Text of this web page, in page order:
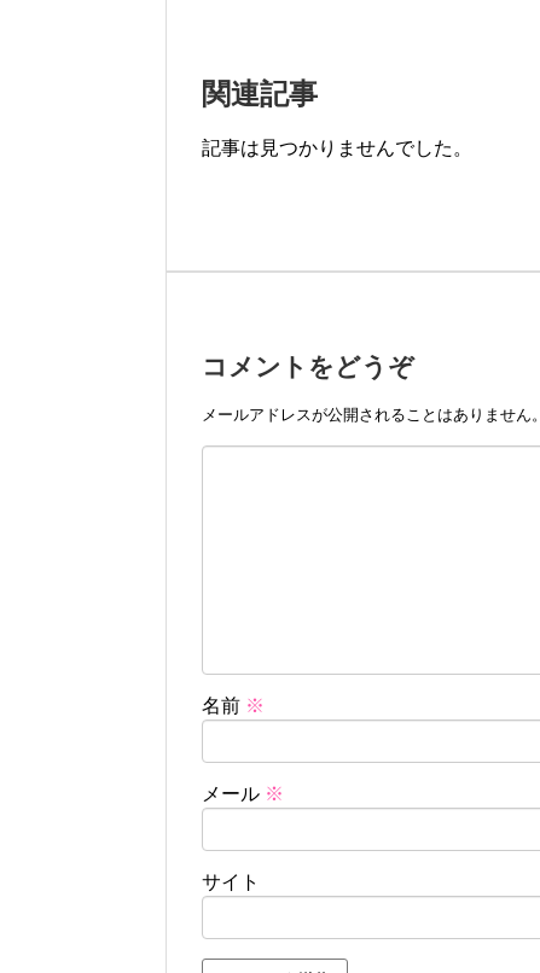
関連記事
記事は見つかりませんでした。
コメントをどうぞ
メールアドレスが公開されることはありません。
名前 ※
メール ※
サイト